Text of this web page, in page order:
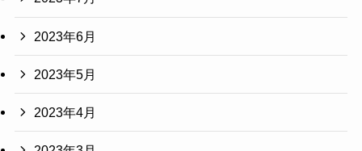
2023年6月
2023年5月
2023年4月